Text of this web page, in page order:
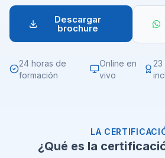
Descargar
brochure
24 horas de
formación
Online en
vivo
23
LA
¿Qué es la